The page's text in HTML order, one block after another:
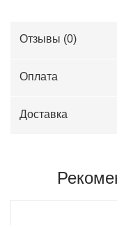
Отзывы (0)
Оплата
Доставка